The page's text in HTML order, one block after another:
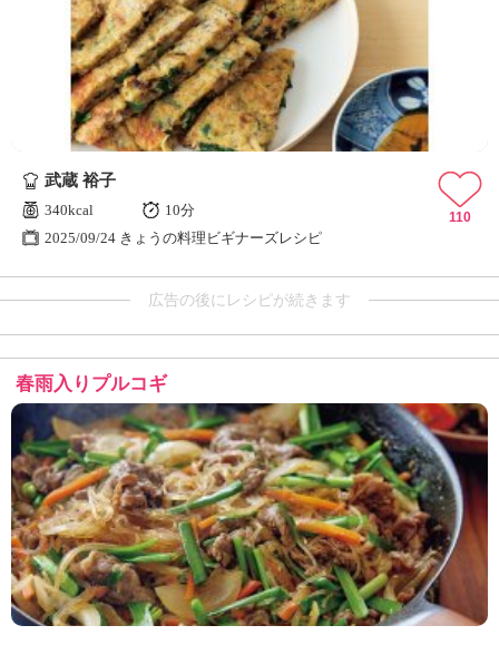
武蔵 裕子
340kcal
10分
2025/09/24 きょうの料理ビギナーズレシピ
110
広告の後にレシピが続きます
春雨入りプルコギ